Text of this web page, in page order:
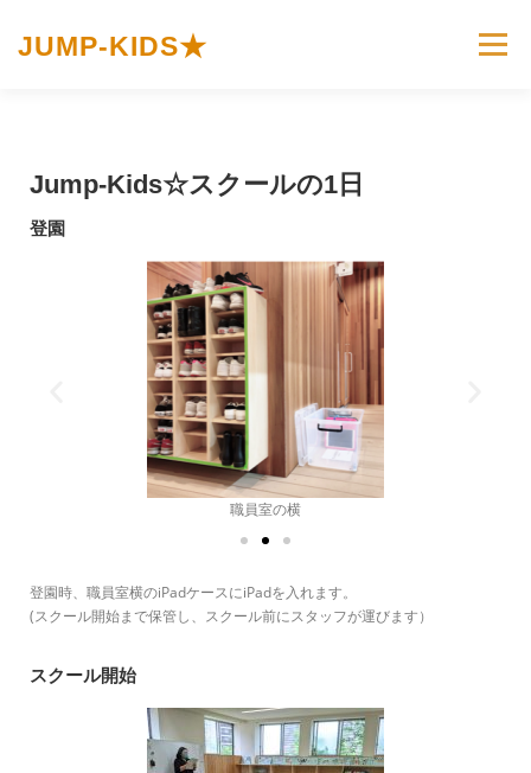
JUMP-KIDS★ メニュー
イベント＆トピックス
プライバシーポリシー
Jump-Kids☆スクールの1日
登園
登園時iPadを入れます
登園時、職員室横のiPadケースにiPadを入れます。
(スクール開始まで保管し、スクール前にスタッフが運びます）
スクール開始